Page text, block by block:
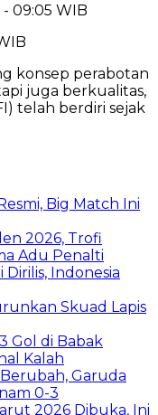
09:05 WIB
konsep perabotan
juga berkualitas,
telah berdiri sejak
Big Match Ini
2026, Trofi
Adu Penalti
Dirilis, Indonesia
Skuad Lapis
Gol di Babak
Kalah
Garuda
0-3
2026 Dibuka, Ini